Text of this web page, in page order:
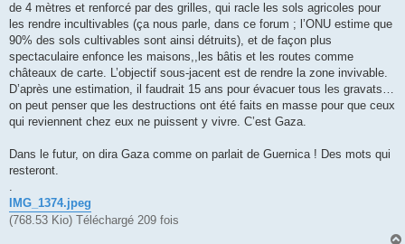
de 4 mètres et renforcé par des grilles, qui racle les sols agricoles pour
les rendre incultivables (ça nous parle, dans ce forum ; l’ONU estime que
90% des sols cultivables sont ainsi détruits), et de façon plus
spectaculaire enfonce les maisons,,les bâtis et les routes comme
châteaux de carte. L’objectif sous-jacent est de rendre la zone invivable.
D’après une estimation, il faudrait 15 ans pour évacuer tous les gravats…
on peut penser que les destructions ont été faits en masse pour que ceux
qui reviennent chez eux ne puissent y vivre. C’est Gaza.
Dans le futur, on dira Gaza comme on parlait de Guernica ! Des mots qui
resteront.
.
IMG_1374.jpeg
(768.53 Kio) Téléchargé 209 fois